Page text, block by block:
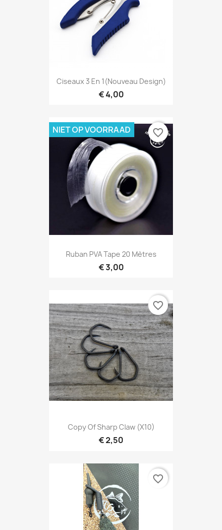
Ciseaux 3 En 1(nouveau Design)
€ 4,00
Ruban PVA Tape 20 Mètres
€ 3,00
NIET OP VOORRAAD favorite_border
Copy Of Sharp Claw (X10)
€ 2,50
favorite_border
favorite_border